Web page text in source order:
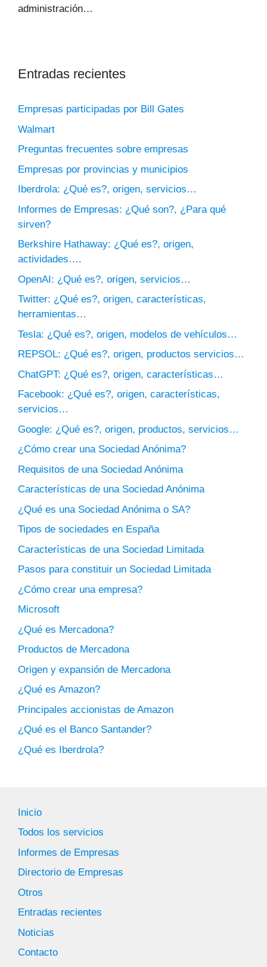
administración…
Entradas recientes
Empresas participadas por Bill Gates
Walmart
Preguntas frecuentes sobre empresas
Empresas por provincias y municipios
Iberdrola: ¿Qué es?, origen, servicios…
Informes de Empresas: ¿Qué son?, ¿Para qué
sirven?
Berkshire Hathaway: ¿Qué es?, origen,
actividades….
OpenAI: ¿Qué es?, origen, servicios…
Twitter: ¿Qué es?, origen, características,
herramientas…
Tesla: ¿Qué es?, origen, modelos de vehículos…
REPSOL: ¿Qué es?, origen, productos servicios…
ChatGPT: ¿Qué es?, origen, características…
Facebook: ¿Qué es?, origen, características,
servicios…
Google: ¿Qué es?, origen, productos, servicios…
¿Cómo crear una Sociedad Anónima?
Requisitos de una Sociedad Anónima
Características de una Sociedad Anónima
¿Qué es una Sociedad Anónima o SA?
Tipos de sociedades en España
Características de una Sociedad Limitada
Pasos para constituir un Sociedad Limitada
¿Cómo crear una empresa?
Microsoft
¿Qué es Mercadona?
Productos de Mercadona
Origen y expansión de Mercadona
¿Qué es Amazon?
Principales accionistas de Amazon
¿Qué es el Banco Santander?
¿Qué es Iberdrola?
Inicio
Todos los servicios
Informes de Empresas
Directorio de Empresas
Otros
Entradas recientes
Noticias
Contacto